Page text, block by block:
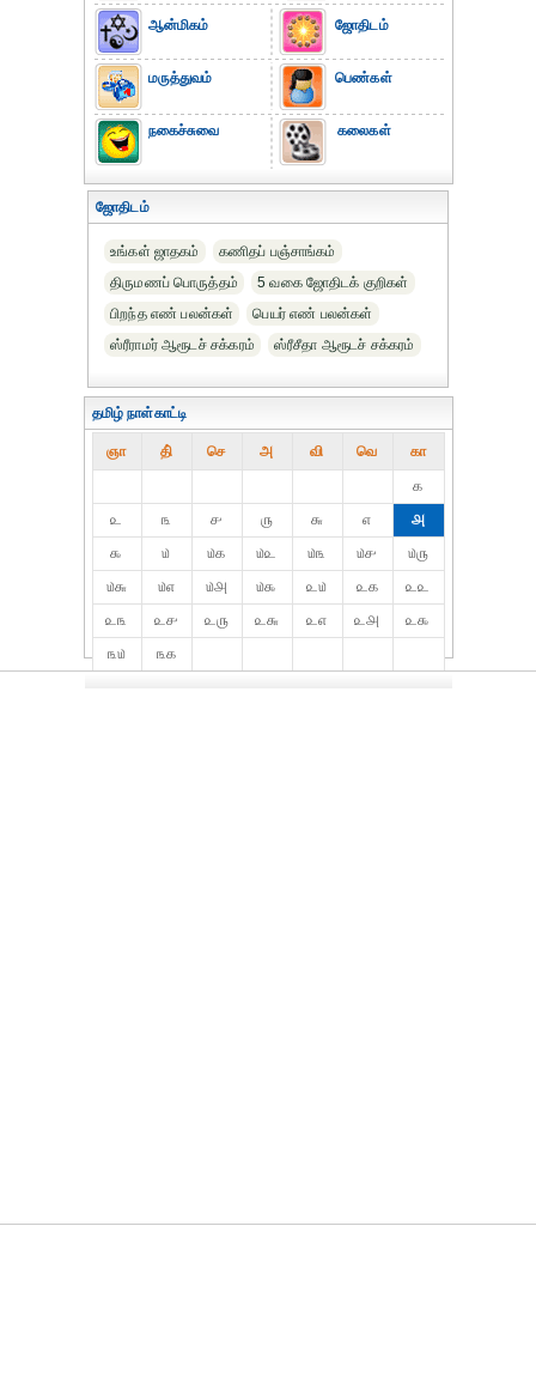
ஆன்மிகம்
மருத்துவம்
நகைச்சுவை
ஜோதிடம்
பெண்கள்
கலைகள்
ஜோதிடம்
உங்கள் ஜாதகம்
கணிதப் பஞ்சாங்கம்
திருமணப் பொருத்தம்
5 வகை ஜோதிடக் குறிகள்
பிறந்த எண் பலன்கள்
பெயர் எண் பலன்கள்
ஸ்ரீராமர் ஆரூடச் சக்கரம்
ஸ்ரீசீதா ஆரூடச் சக்கரம்
தமிழ் நாள்காட்டி
ஞா தி் செ அ வி வெ கா
௧
௨
௩ ௪ ௫ ௬ ௭
௮
௯
௰ ௰௧ ௰௨ ௰௩ ௰௪
௰௫
௰௬
௰௭ ௰௮ ௰௯ ௨௰ ௨௧
௨௨
௨௩
௨௪ ௨௫ ௨௬ ௨௭ ௨௮
௨௯
௩௰
௩௧